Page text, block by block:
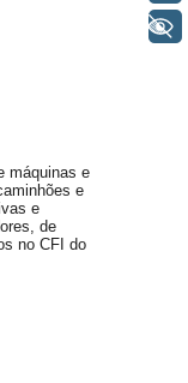
máquinas e
e
e
de
no CFI do